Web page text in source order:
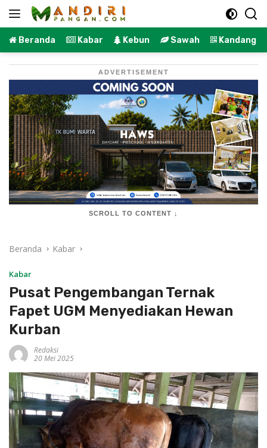
Langsung
Beranda Kabar Kebun Sawah Kandang
ADVERTISEMENT
SCROLL TO CONTENT ↓
Beranda Kabar
Kabar
Pusat Pengembangan Ternak
Fapet UGM Menyediakan Hewan
Kurban
Redaksi
20 Mei 2025